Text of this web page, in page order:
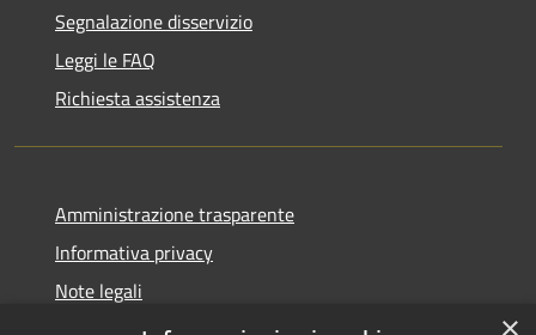
Segnalazione disservizio
Leggi le FAQ
Richiesta assistenza
Amministrazione trasparente
Informativa privacy
Note legali